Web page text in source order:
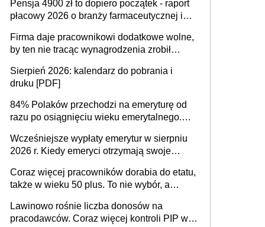
Pensja 4900 zł to dopiero początek - raport
płacowy 2026 o branży farmaceutycznej i
Firma daje pracownikowi dodatkowe wolne,
by ten nie tracąc wynagrodzenia zrobił
sprawdza
Sierpień 2026: kalendarz do pobrania i
druku [PDF]
84% Polaków przechodzi na emeryturę od
razu po osiągnięciu wieku emerytalnego.
dłużej, ale czy jest w stanie? Pracownicy
45+ to siła napędowa gospodarki
Wcześniejsze wypłaty emerytur w sierpniu
2026 r. Kiedy emeryci otrzymają swoje
Coraz więcej pracowników dorabia do etatu,
także w wieku 50 plus. To nie wybór, a
życia
Lawinowo rośnie liczba donosów na
pracodawców. Coraz więcej kontroli PIP w